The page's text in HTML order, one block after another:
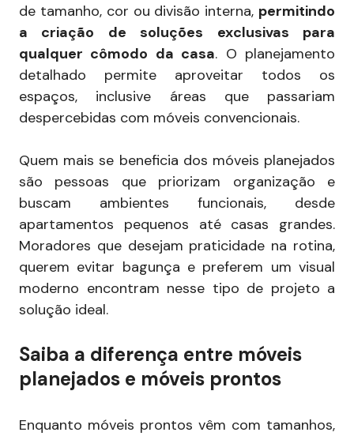
de tamanho, cor ou divisão interna, permitindo
a criação de soluções exclusivas para
qualquer cômodo da casa. O planejamento
detalhado permite aproveitar todos os
espaços, inclusive áreas que passariam
despercebidas com móveis convencionais.
Quem mais se beneficia dos móveis planejados
são pessoas que priorizam organização e
buscam ambientes funcionais, desde
apartamentos pequenos até casas grandes.
Moradores que desejam praticidade na rotina,
querem evitar bagunça e preferem um visual
moderno encontram nesse tipo de projeto a
solução ideal.
Saiba a diferença entre móveis
planejados e móveis prontos
Enquanto móveis prontos vêm com tamanhos,